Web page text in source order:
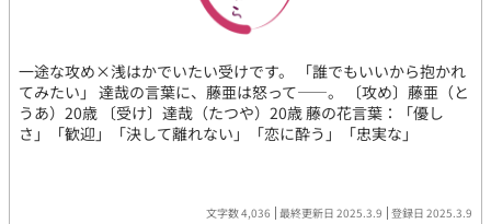
一途な攻め×浅はかでいたい受けです。 「誰でもいいから抱かれ
てみたい」 達哉の言葉に、藤亜は怒って――。 〔攻め〕藤亜（と
うあ）20歳 〔受け〕達哉（たつや）20歳 藤の花言葉：「優し
さ」「歓迎」「決して離れない」「恋に酔う」「忠実な」
文字数 4,036 最終更新日 2025.3.9 登録日 2025.3.9